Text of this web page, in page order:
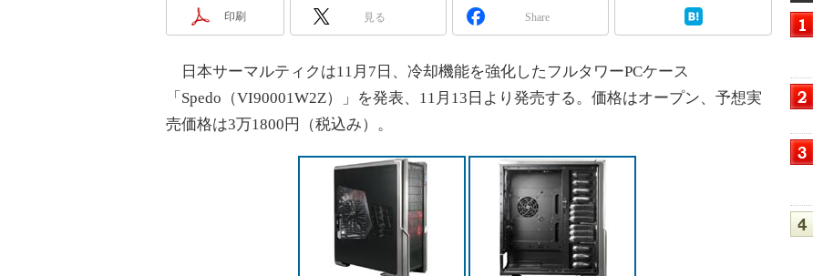
印刷 見る Share
日本サーマルティクは11月7日、冷却機能を強化したフルタワーPCケース
「Spedo（VI90001W2Z）」を発表、11月13日より発売する。価格はオープン、予想実
売価格は3万1800円（税込み）。